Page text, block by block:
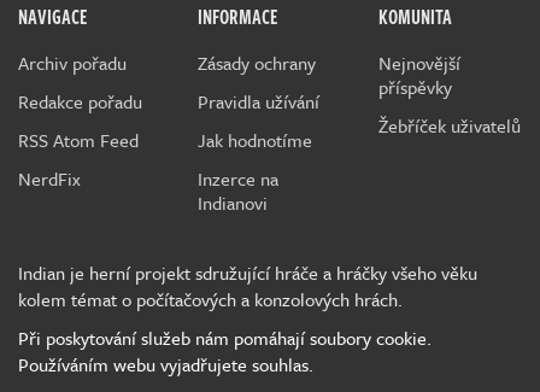
NAVIGACE
Archiv pořadu
Redakce pořadu
RSS Atom Feed
NerdFix
INFORMACE
Zásady ochrany
Pravidla užívání
Jak hodnotíme
Inzerce na
Indianovi
KOMUNITA
Nejnovější
příspěvky
Žebříček uživatelů
Indian je herní projekt sdružující hráče a hráčky všeho věku
kolem témat o počítačových a konzolových hrách.
Při poskytování služeb nám pomáhají soubory cookie.
Používáním webu vyjadřujete souhlas.